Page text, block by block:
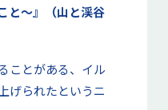
と～』（山と渓谷
ことがある、イル
げられたというニ